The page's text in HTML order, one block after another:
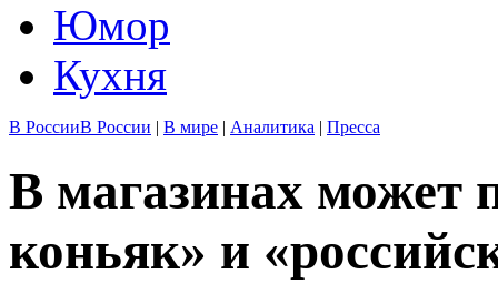
Юмор
Кухня
В РоссииВ России | В мире | Аналитика | Пресса
В магазинах может
коньяк» и